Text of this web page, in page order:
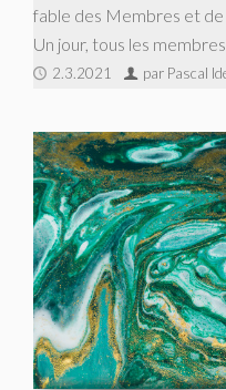
fable des Membres et de
Un jour, tous les
2.3.2021 par Pascal